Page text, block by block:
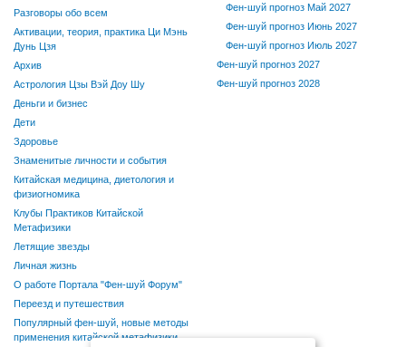
Разговоры обо всем
Активации, теория, практика Ци Мэнь
Дунь Цзя
Архив
Астрология Цзы Вэй Доу Шу
Деньги и бизнес
Дети
Здоровье
Знаменитые личности и события
Китайская медицина, диетология и
физиогномика
Клубы Практиков Китайской
Метафизики
Летящие звезды
Личная жизнь
О работе Портала "Фен-шуй Форум"
Переезд и путешествия
Популярный фен-шуй, новые методы
применения китайской метафизики
Фен-шуй прогноз Май 2027
Фен-шуй прогноз Июнь 2027
Фен-шуй прогноз Июль 2027
Фен-шуй прогноз 2027
Фен-шуй прогноз 2028